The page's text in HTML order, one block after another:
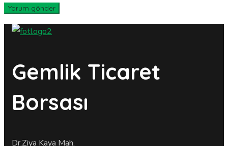
Gemlik Ticaret
Borsası
Dr.Ziya Kaya Mah.